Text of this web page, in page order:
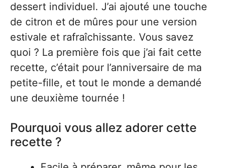
dessert individuel. J’ai ajouté une touche
de citron et de mûres pour une version
estivale et rafraîchissante. Vous savez
quoi ? La première fois que j’ai fait cette
recette, c’était pour l’anniversaire de ma
petite-fille, et tout le monde a demandé
une deuxième tournée !
Pourquoi vous allez adorer cette
recette ?